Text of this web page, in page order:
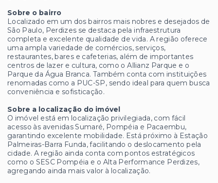
Sobre o bairro
Localizado em um dos bairros mais nobres e desejados de
São Paulo, Perdizes se destaca pela infraestrutura
completa e excelente qualidade de vida. A região oferece
uma ampla variedade de comércios, serviços,
restaurantes, bares e cafeterias, além de importantes
centros de lazer e cultura, como o Allianz Parque e o
Parque da Água Branca. Também conta com instituições
renomadas como a PUC-SP, sendo ideal para quem busca
conveniência e sofisticação.
Sobre a localização do imóvel
O imóvel está em localização privilegiada, com fácil
acesso às avenidas Sumaré, Pompéia e Pacaembu,
garantindo excelente mobilidade. Está próximo à Estação
Palmeiras-Barra Funda, facilitando o deslocamento pela
cidade. A região ainda conta com pontos estratégicos
como o SESC Pompéia e o Alta Performance Perdizes,
agregando ainda mais valor à localização.